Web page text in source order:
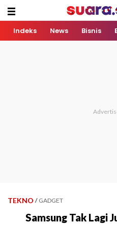
Indeks News Bisnis
TEKNO / GADGET
Samsung Tak Lagi